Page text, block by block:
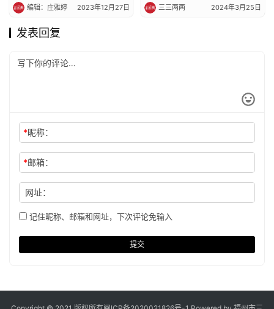
编辑：庄雅婷 2023年12月27日 三三两两 2024年3月25日
发表回复
*昵称：
*邮箱：
网址：
记住昵称、邮箱和网址，下次评论免输入
提交